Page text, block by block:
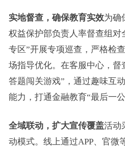
实地督查，确保教育实效为确
权益保护部负责人率督查组对
专区”开展专项巡查，严格检
场指导优化。在客服中心，督
答题闯关游戏”，通过趣味互
能力，打通金融教育“最后一公
全域联动，扩大宣传覆盖活动
动模式。线上通过APP、官微